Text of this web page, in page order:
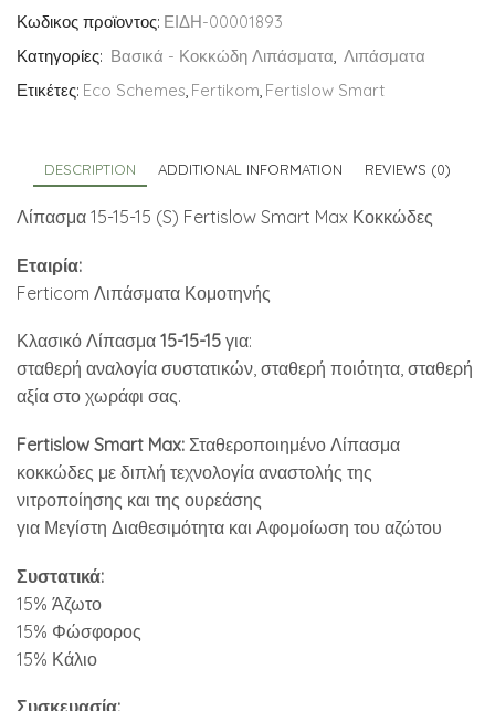
(S)
25
Kιλά
Κοκκώδες
Κωδικος προϊοντος: ΕΙΔΗ-00001893
Κατηγορίες: Βασικά - Κοκκώδη Λιπάσματα, Λιπάσματα
Ετικέτες: Eco Schemes, Fertikom, Fertislow Smart
DESCRIPTION ADDITIONAL INFORMATION REVIEWS (0)
Λίπασμα 15-15-15 (S) Fertislow Smart Max Κοκκώδες
Εταιρία:
Ferticom Λιπάσματα Κομοτηνής
Κλασικό Λίπασμα 15-15-15 για:
σταθερή αναλογία συστατικών, σταθερή ποιότητα, σταθερή
αξία στο χωράφι σας.
Fertislow Smart Max: Σταθεροποιημένο Λίπασμα
κοκκώδες με διπλή τεχνολογία αναστολής της
νιτροποίησης και της ουρεάσης
για Μεγίστη Διαθεσιμότητα και Αφομοίωση του αζώτου
Συστατικά:
15% Άζωτο
15% Φώσφορος
15% Κάλιο